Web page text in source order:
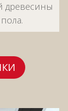
древесины